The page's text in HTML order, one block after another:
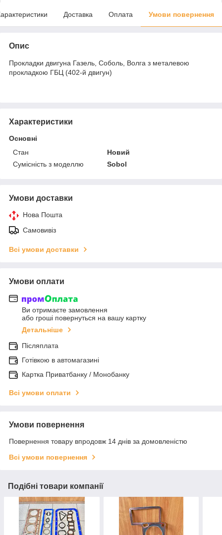
Доставка Оплата Умови повернення
Опис
Прокладки двигуна Газель, Соболь, Волга з металевою
прокладкою ГБЦ (402-й двигун)
Характеристики
Основні
Стан
Новий
Сумісність з моделлю
Sobol
Умови доставки
Нова Пошта
Самовивіз
Всі умови доставки
Умови оплати
Ви отримаєте замовлення
або гроші повернуться на вашу картку
Детальніше
Післяплата
Готівкою в автомагазині
Картка Приватбанку / Монобанку
Всі умови оплати
Умови повернення
Повернення товару впродовж 14 днів за домовленістю
Всі умови повернення
Подібні товари компанії